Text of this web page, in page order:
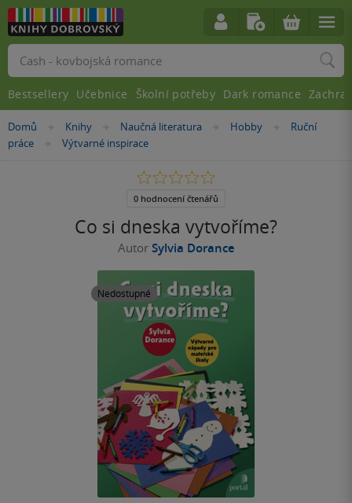
Nacházíte
se
Domů »Knihy »Naučná literatura »Hobby »
Ruční
práce
»
Výtvarné inspirace
Co si dneska vytvoříme?
Autor Sylvia Dorance
Nedostupné
0.0
5
0 hodnocení čtenářů
Vyhledávání
Bestsellery Učebnice Školní potřeby Dark romance